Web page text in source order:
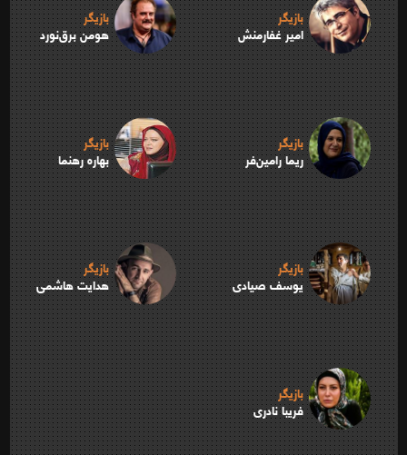
بازیگر
امیر غفارمنش
بازیگر
هومن برق‌نورد
بازیگر
ریما رامین‌فر
بازیگر
بهاره رهنما
بازیگر
یوسف صیادی
بازیگر
هدایت هاشمی
بازیگر
فریبا نادری